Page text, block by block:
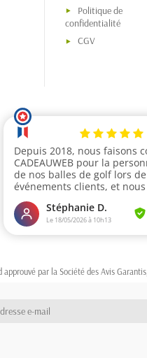
Politique de
confidentialité
CGV
approuvé par la Société des Avis Garantis,